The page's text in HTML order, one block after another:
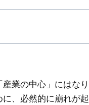
業の中心」にはなり
、必然的に崩れが起